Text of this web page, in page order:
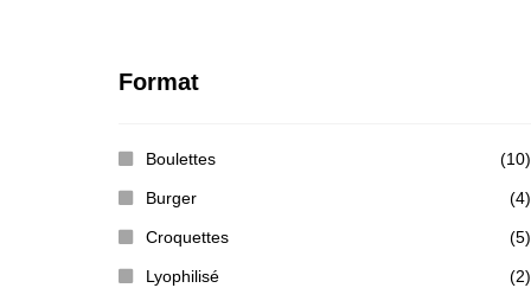
Format
Boulettes (10)
Burger (4)
Croquettes (5)
Lyophilisé (2)